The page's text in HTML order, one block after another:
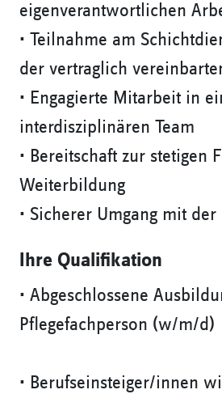
eigenverantwortlichen
• Teilnahme am
der vertraglich
• Engagierte Mitarbeit in
interdisziplinären Team
• Bereitschaft zur stetigen
Weiterbildung
• Sicherer Umgang mit der
Ihre Qualifikation
• Abgeschlossene
Pflegefachperson (w/m/d)
• Berufseinsteiger/innen